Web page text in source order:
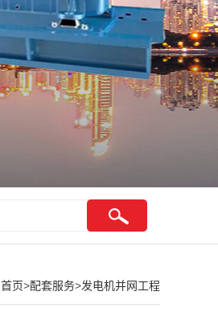
首页>配套服务>发电机并网工程